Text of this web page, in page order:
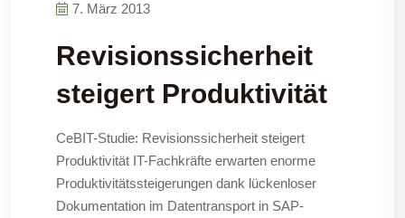
7. März 2013
Revisionssicherheit
steigert Produktivität
CeBIT-Studie: Revisionssicherheit steigert
Produktivität IT-Fachkräfte erwarten enorme
Produktivitätssteigerungen dank lückenloser
Dokumentation im Datentransport in SAP-